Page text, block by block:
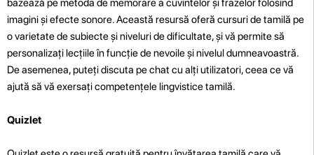
imagini și efecte sonore. Această resursă oferă cursuri de tamilă pe
o varietate de subiecte și niveluri de dificultate, și vă permite să
personalizați lecțiile în funcție de nevoile și nivelul dumneavoastră.
De asemenea, puteți discuta pe chat cu alți utilizatori, ceea ce vă
ajută să vă exersați competențele lingvistice tamilă.
Quizlet